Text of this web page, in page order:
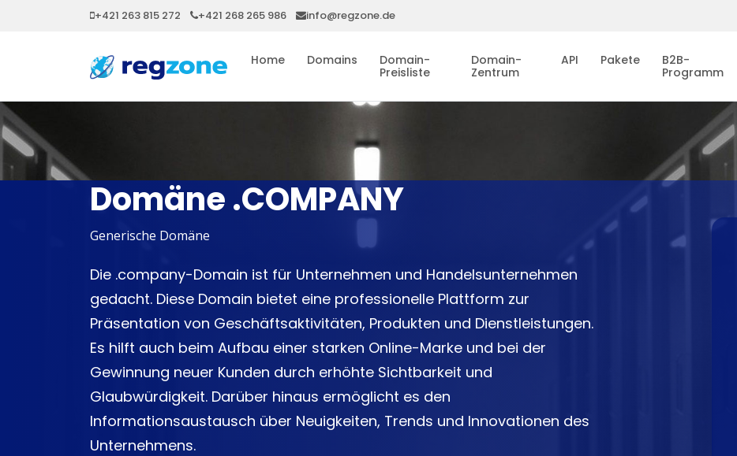
+421 263 815 272 +421 268 265 986 info@regzone.de
Home Domains
Domain-
Preisliste
Domain-
Zentrum
API Pakete
B2B-
Programm
Domäne .COMPANY
Generische Domäne
Die .company-Domain ist für Unternehmen und Handelsunternehmen
gedacht. Diese Domain bietet eine professionelle Plattform zur
Präsentation von Geschäftsaktivitäten, Produkten und Dienstleistungen.
Es hilft auch beim Aufbau einer starken Online-Marke und bei der
Gewinnung neuer Kunden durch erhöhte Sichtbarkeit und
Glaubwürdigkeit. Darüber hinaus ermöglicht es den
Informationsaustausch über Neuigkeiten, Trends und Innovationen des
Unternehmens.